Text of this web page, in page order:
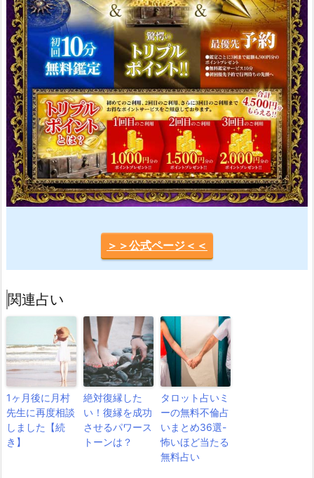
＞＞公式ページ＜＜
関連占い
1ヶ月後に月村
先生に再度相談
しました【続
き】
絶対復縁した
い！復縁を成功
させるパワース
トーンは？
タロット占いミ
ーの無料不倫占
いまとめ36選-
怖いほど当たる
無料占い